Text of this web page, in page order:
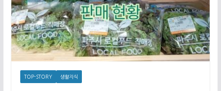
TOP-STORY 생활지식